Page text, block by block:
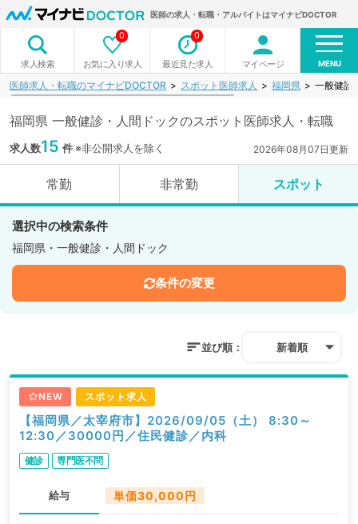
医師の求人・転職・アルバイトはマイナビDOCTOR
求人検索 お気に入り求人
0
最近見た求人
0
マイページ MENU
医師求人・転職のマイナビDOCTOR スポット医師求人 福岡県 一般健診
福岡県 一般健診・人間ドックのスポット医師求人・転職
求人数15 件※非公開求人を除く 2026年08月07日更新
常勤 非常勤 スポット
選択中の検索条件
福岡県・一般健診・人間ドック
条件の変更
並び順： 新着順
NEW スポット求人
【福岡県／太宰府市】2026/09/05（土） 8:30～
12:30／30000円／住民健診／内科
健診 専門医不問
給与 単価30,000円